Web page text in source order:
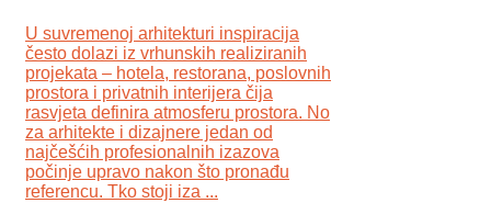
U suvremenoj arhitekturi inspiracija
često dolazi iz vrhunskih realiziranih
projekata – hotela, restorana, poslovnih
prostora i privatnih interijera čija
rasvjeta definira atmosferu prostora. No
za arhitekte i dizajnere jedan od
najčešćih profesionalnih izazova
počinje upravo nakon što pronađu
referencu. Tko stoji iza ...